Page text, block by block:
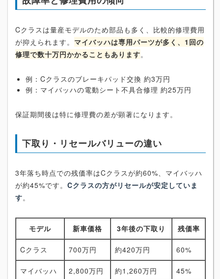
Cクラスは量産モデルのため部品も多く、比較的修理費用
が抑えられます。 マイバッハは専用パーツが多く、1回の
修理で数十万円かかることもあります。
例：Cクラスのブレーキパッド交換 約3万円
例：マイバッハの電動シート不具合修理 約25万円
保証期間後は特に修理費の差が顕著になります。
下取り・リセールバリューの違い
3年落ち時点での残価率はCクラスが約60%、マイバッハ
が約45%です。 Cクラスの方がリセールが安定していま
す。
モデル 新車価格 3年後の下取り 残価率
Cクラス 700万円 約420万円 60%
マイバッハ 2,800万円 約1,260万円 45%